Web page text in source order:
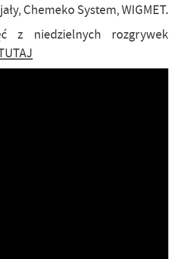
Chemeko System, WIGMET.
z niedzielnych rozgrywek